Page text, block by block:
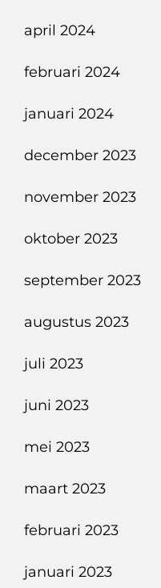
april 2024
februari 2024
januari 2024
december 2023
november 2023
oktober 2023
september 2023
augustus 2023
juli 2023
juni 2023
mei 2023
maart 2023
februari 2023
januari 2023